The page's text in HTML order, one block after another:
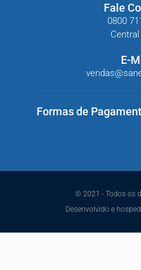
Fale
0800
Central
E-
Formas de
© 2021 - Todos os
Desenvolvido e